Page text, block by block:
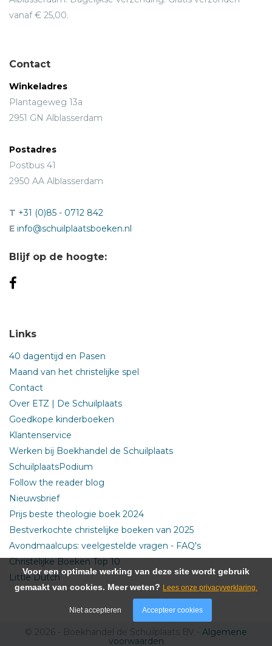
vanaf € 25,00.
Contact
Winkeladres
Plantageweg 13a
2951 GN Alblasserdam
Postadres
Postbus 41
2950 AA Alblasserdam
T +31 (0)85 - 0712 842
E info@schuilplaatsboeken.nl
Blijf op de hoogte:
Links
40 dagentijd en Pasen
Maand van het christelijke spel
Contact
Over ETZ | De Schuilplaats
Goedkope kinderboeken
Klantenservice
Werken bij Boekhandel de Schuilplaats
SchuilplaatsPodium
Follow the reader blog
Nieuwsbrief
Prijs beste theologie boek 2024
Bestverkochte christelijke boeken van 2025
Avondmaalcups: veelgestelde vragen - FAQ's
Christelijke Boeken Top 10
Little Dutch
© 2026 - Boekhandel de Schuilplaats BV - Algemene
voorwaarden
Voor een optimale werking van deze site wordt gebruik
gemaakt van cookies. Meer weten? Lees onze privacyverklaring.
Niet accepteren Accepteer cookies